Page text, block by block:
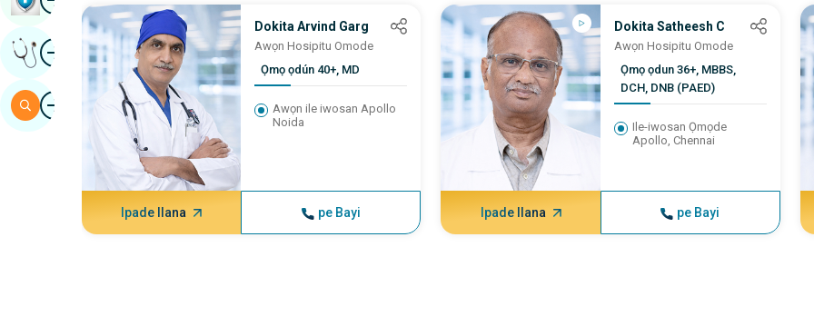
Dokita Arvind Garg
Awọn Hosipitu Omode
Ọmọ ọdún 40+, MD
Awọn ile iwosan Apollo
Noida
Ipade Ilana pe Bayi
Dokita Satheesh C
Awọn Hosipitu Omode
Ọmọ ọdun 36+, MBBS,
DCH, DNB (PAED)
Ile-iwosan Ọmọde
Apollo, Chennai
Ipade Ilana pe Bayi
aworanGba Ero Amoye
aworanÀwárí